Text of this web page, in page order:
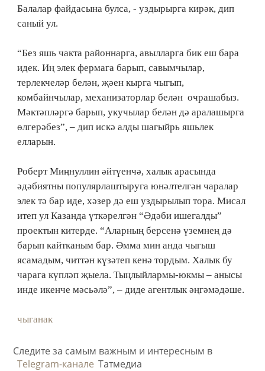
Балалар файдасына булса, - уздырырга кирәк, дип
саный ул.
“Без яшь чакта районнарга, авылларга бик еш бара
идек. Иң элек фермага барып, савымчылар,
терлекчеләр белән, җәен кырга чыгып,
комбайнчылар, механизаторлар белән очрашабыз.
Мәктәпләргә барып, укучылар белән дә аралашырга
өлгерәбез”, – дип искә алды шагыйрь яшьлек
елларын.
Роберт Миңнуллин әйтүенчә, халык арасында
әдәбиятны популярлаштыруга юнәлтелгән чаралар
элек тә бар иде, хәзер дә еш уздырылып тора. Мисал
итеп ул Казанда үткәрелгән “Әдәби ишегалды”
проектын китерде. “Аларның берсенә үземнең дә
барып кайтканым бар. Әмма мин анда чыгыш
ясамадым, читтән күзәтеп кенә тордым. Халык бу
чарага күпләп җыела. Тыңлыйлармы-юкмы – анысы
инде икенче мәсьәлә”, – диде агентлык әңгәмәдәше.
чыганак
Следите за самым важным и интересным в
Telegram-канале Татмедиа